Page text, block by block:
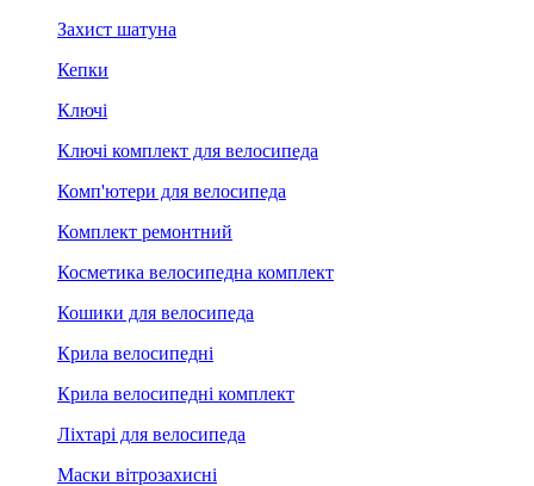
Захист шатуна
Кепки
Ключі
Ключі комплект для велосипеда
Комп'ютери для велосипеда
Комплект ремонтний
Косметика велосипедна комплект
Кошики для велосипеда
Крила велосипедні
Крила велосипедні комплект
Ліхтарі для велосипеда
Маски вітрозахисні